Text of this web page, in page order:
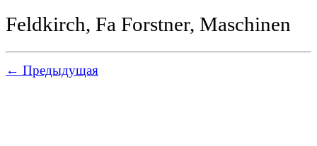
Feldkirch, Fa Forstner, Maschinen
← Предыдущая